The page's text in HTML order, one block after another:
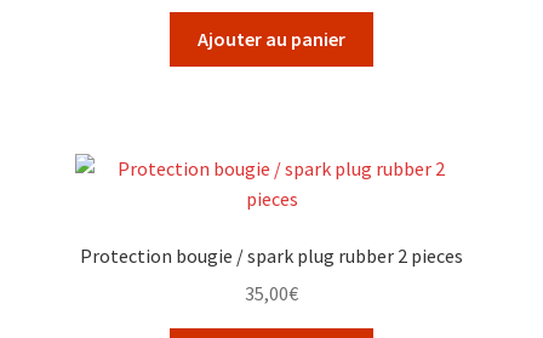
Ajouter au panier
Protection bougie / spark plug rubber 2 pieces
35,00€